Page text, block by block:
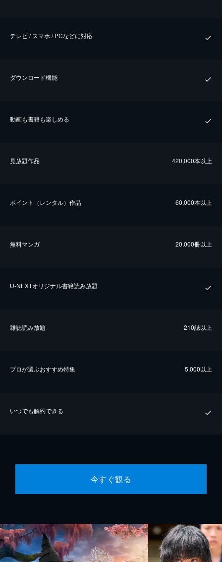
テレビ / スマホ / PCなどに対応
ダウンロード機能
動画も書籍も楽しめる
⾒放題作品 420,000本以上
ポイント（レンタル）作品 60,000本以上
無料マンガ 20,000冊以上
U-NEXTオリジナル書籍読み放題
雑誌読み放題 210誌以上
プロが選ぶおすすめ特集 5,000以上
いつでも解約できる
今すぐ観る